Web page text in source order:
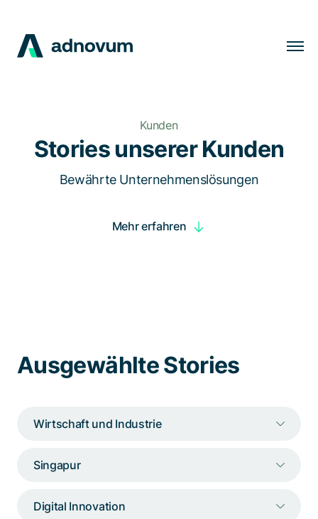
Kunden Kunden
Stories unserer Kunden
Bewährte Unternehmenslösungen
Mehr erfahren
Ausgewählte Stories
Wirtschaft und Industrie
Singapur
Digital Innovation